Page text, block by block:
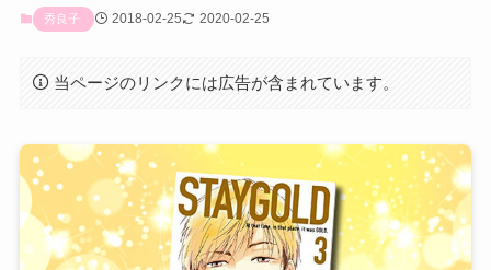
秀良子 2018-02-25 2020-02-25
当ページのリンクには広告が含まれています。